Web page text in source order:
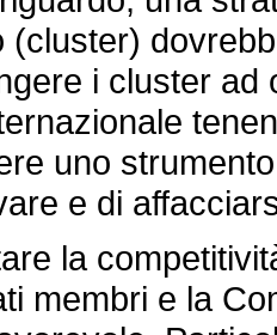
(cluster)
i cluster
uno
e di
la
membri e la